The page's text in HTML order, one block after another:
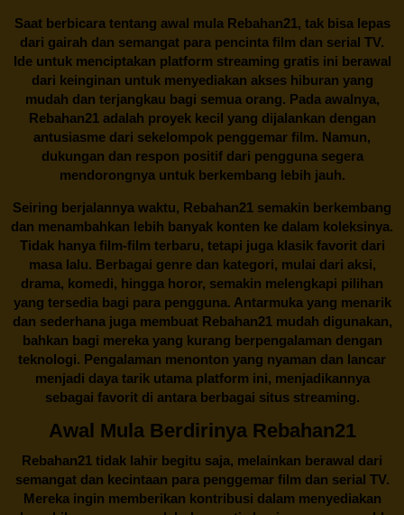
Saat berbicara tentang awal mula Rebahan21, tak bisa lepas
dari gairah dan semangat para pencinta film dan serial TV.
Ide untuk menciptakan platform streaming gratis ini berawal
dari keinginan untuk menyediakan akses hiburan yang
mudah dan terjangkau bagi semua orang. Pada awalnya,
Rebahan21 adalah proyek kecil yang dijalankan dengan
antusiasme dari sekelompok penggemar film. Namun,
dukungan dan respon positif dari pengguna segera
mendorongnya untuk berkembang lebih jauh.
Seiring berjalannya waktu, Rebahan21 semakin berkembang
dan menambahkan lebih banyak konten ke dalam koleksinya.
Tidak hanya film-film terbaru, tetapi juga klasik favorit dari
masa lalu. Berbagai genre dan kategori, mulai dari aksi,
drama, komedi, hingga horor, semakin melengkapi pilihan
yang tersedia bagi para pengguna. Antarmuka yang menarik
dan sederhana juga membuatRebahan21mudah digunakan,
bahkan bagi mereka yang kurang berpengalaman dengan
teknologi. Pengalaman menonton yang nyaman dan lancar
menjadi daya tarik utama platform ini, menjadikannya
sebagai favorit di antara berbagai situs streaming.
Awal Mula Berdirinya Rebahan21
Rebahan21 tidak lahir begitu saja, melainkan berawal dari
semangat dan kecintaan para penggemar film dan serial TV.
Mereka ingin memberikan kontribusi dalam menyediakan